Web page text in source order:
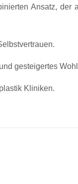
Ansatz, der
gesteigertes
Kliniken.